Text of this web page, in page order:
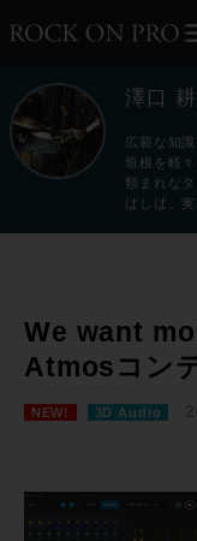
澤口
広範な知
垣根を軽
類まれな
ばしば。
We want
Atmosコン
NEW! 3D Audio